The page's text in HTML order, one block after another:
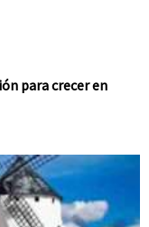
para crecer en